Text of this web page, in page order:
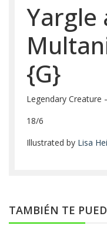
Yargle
{G}
Legendary
18/6
Illustrated by Lisa
TAMBIÉN TE